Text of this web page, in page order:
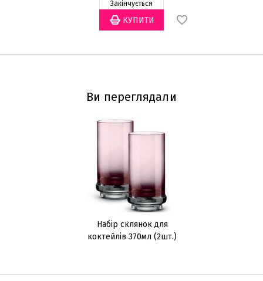
Закінчується
Ви переглядали
Набір склянок для
коктейлів 370мл (2шт.)